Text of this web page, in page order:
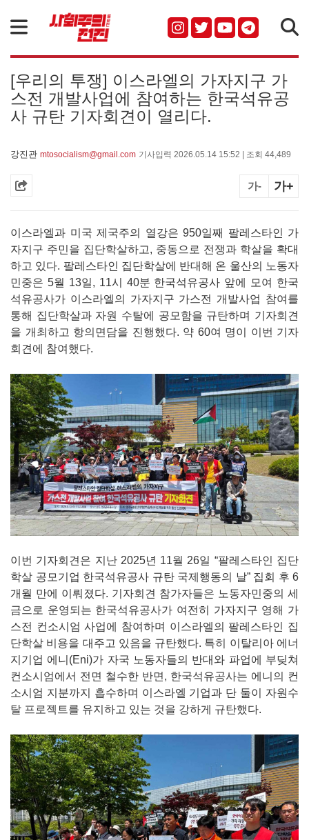
[우리의 투쟁] 이스라엘의 가자지구 가
스전 개발사업에 참여하는 한국석유공
사 규탄 기자회견이 열리다.
강진관 mtosocialism@gmail.com 기사입력 2026.05.14 15:52 | 조회 44,489
가- 가+
이스라엘과 미국 제국주의 열강은 950일째 팔레스타인 가
자지구 주민을 집단학살하고, 중동으로 전쟁과 학살을 확대
하고 있다. 팔레스타인 집단학살에 반대해 온 울산의 노동자
민중은 5월 13일, 11시 40분 한국석유공사 앞에 모여 한국
석유공사가 이스라엘의 가자지구 가스전 개발사업 참여를
통해 집단학살과 자원 수탈에 공모함을 규탄하며 기자회견
을 개최하고 항의면담을 진행했다. 약 60여 명이 이번 기자
회견에 참여했다.
이번 기자회견은 지난 2025년 11월 26일 “팔레스타인 집단
학살 공모기업 한국석유공사 규탄 국제행동의 날” 집회 후 6
개월 만에 이뤄졌다. 기자회견 참가자들은 노동자민중의 세
금으로 운영되는 한국석유공사가 여전히 가자지구 영해 가
스전 컨소시엄 사업에 참여하며 이스라엘의 팔레스타인 집
단학살 비용을 대주고 있음을 규탄했다. 특히 이탈리아 에너
지기업 에니(Eni)가 자국 노동자들의 반대와 파업에 부딪쳐
컨소시엄에서 전면 철수한 반면, 한국석유공사는 에니의 컨
소시엄 지분까지 흡수하며 이스라엘 기업과 단 둘이 자원수
탈 프로젝트를 유지하고 있는 것을 강하게 규탄했다.